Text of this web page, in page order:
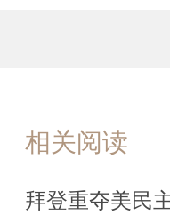
相关阅读
拜登重夺美民